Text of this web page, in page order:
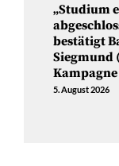
„Studium
bestätigt
Siegmund
5. August 2026